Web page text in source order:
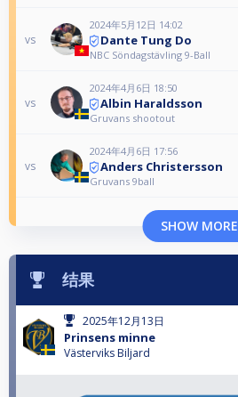
vs
2024年5月12日 14:02
Dante Tung Do
NBC Söndagstävling 9-Ball
vs
2024年4月6日 18:50
Albin Haraldsson
Gruvans shootout
vs
2024年4月6日 17:56
Anders Christersson
Gruvans 9ball
SHOW MORE
结果
2025年12月13日
Prinsens minne
Västerviks Biljard